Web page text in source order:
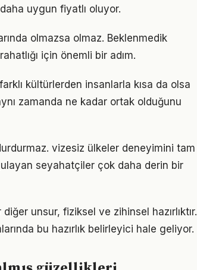
uygun fiyatlı oluyor.
olmazsa olmaz. Beklenmedik
için önemli bir adım.
kültürlerden insanlarla kısa da olsa
zamanda ne kadar ortak olduğunu
vizesiz ülkeler deneyimini tam
seyahatçiler çok daha derin bir
unsur, fiziksel ve zihinsel hazırlıktır.
bu hazırlık belirleyici hale geliyor.